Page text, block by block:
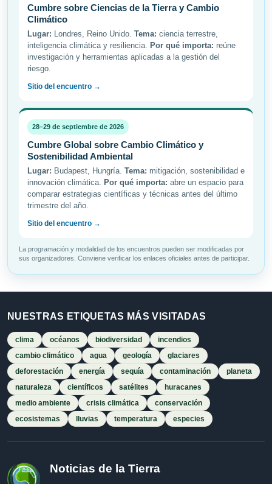
Cumbre sobre Ciencias de la Tierra y Cambio
Climático
Lugar: Londres, Reino Unido. Tema: ciencia terrestre,
inteligencia climática y resiliencia. Por qué importa: reúne
investigación y herramientas aplicadas a la gestión del
riesgo.
Sitio del encuentro →
28–29 de septiembre de 2026
Cumbre Global sobre Cambio Climático y
Sostenibilidad Ambiental
Lugar: Budapest, Hungría. Tema: mitigación, sostenibilidad e
innovación climática. Por qué importa: abre un espacio para
comparar estrategias científicas y técnicas antes del último
trimestre del año.
Sitio del encuentro →
La programación y modalidad de los encuentros pueden ser modificadas por
sus organizadores. Conviene verificar los enlaces oficiales antes de participar.
NUESTRAS ETIQUETAS MÁS VISITADAS
clima océanos biodiversidad
incendios
cambio climático
agua geología
glaciares
deforestación
energía sequía contaminación
planeta
naturaleza
científicos satélites
huracanes
medio ambiente
crisis climática
conservación
ecosistemas
lluvias temperatura especies
Noticias de la Tierra